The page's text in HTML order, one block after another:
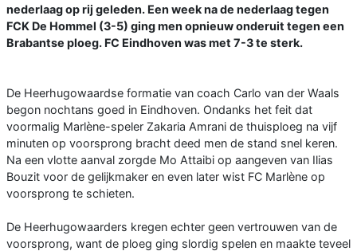
nederlaag op rij geleden. Een week na de nederlaag tegen
FCK De Hommel (3-5) ging men opnieuw onderuit tegen een
Brabantse ploeg. FC Eindhoven was met 7-3 te sterk.
De Heerhugowaardse formatie van coach Carlo van der Waals
begon nochtans goed in Eindhoven. Ondanks het feit dat
voormalig Marlène-speler Zakaria Amrani de thuisploeg na vijf
minuten op voorsprong bracht deed men de stand snel keren.
Na een vlotte aanval zorgde Mo Attaibi op aangeven van Ilias
Bouzit voor de gelijkmaker en even later wist FC Marlène op
voorsprong te schieten.
De Heerhugowaarders kregen echter geen vertrouwen van de
voorsprong, want de ploeg ging slordig spelen en maakte teveel